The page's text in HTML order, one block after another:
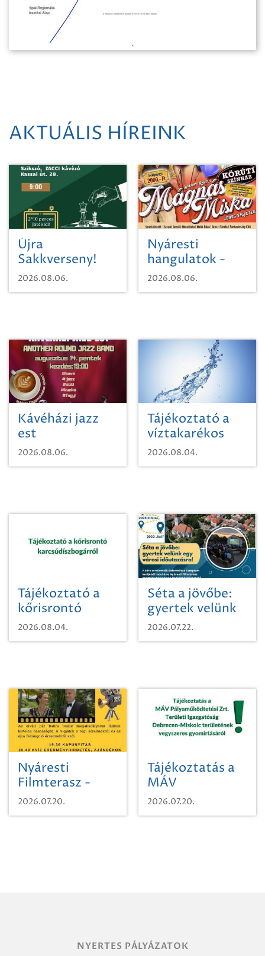
AKTUÁLIS HÍREINK
Újra
Sakkverseny!
2026.08.06.
Nyáresti
hangulatok -
Mágnás Miska
2026.08.06.
Kávéházi jazz
est
2026.08.06.
Tájékoztató a
víztakarékos
vízhasználatról
2026.08.04.
Tájékoztató a
kőrisrontó
karcsúdíszbogárról
2026.08.04.
Séta a jövőbe:
gyertek velünk
egy városi
időutazásra!
2026.07.22.
Nyáresti
Filmterasz -
Beugró a
Paradicsomba
2026.07.20.
Tájékoztatás a
MÁV
Pályaműködtetési
Zrt. Területi
2026.07.20.
NYERTES PÁLYÁZATOK